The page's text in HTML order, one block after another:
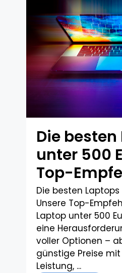
Die
unter 500
Top-
Die besten Laptops
Unsere Top-
Laptop unter 500
eine
voller Optionen –
günstige Preise
Leistung, ...